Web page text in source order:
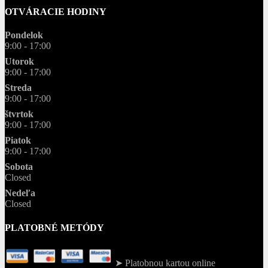
OTVÁRACIE HODINY
Pondelok
9:00 - 17:00
Utorok
9:00 - 17:00
Streda
9:00 - 17:00
štvrtok
9:00 - 17:00
Piatok
9:00 - 17:00
Sobota
Closed
Nedeľa
Closed
PLATOBNÉ METÓDY
➤ Platobnou kartou online